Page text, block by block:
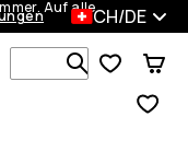
Auf alleCH/DE